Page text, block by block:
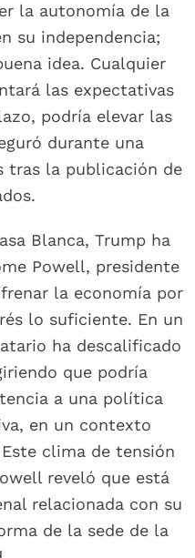
la autonomía de la
su independencia;
idea. Cualquier
las expectativas
podría elevar las
durante una
tras la publicación de
Blanca, Trump ha
Powell, presidente
la economía por
lo suficiente. En un
ha descalificado
que podría
a una política
en un contexto
clima de tensión
reveló que está
relacionada con su
de la sede de la